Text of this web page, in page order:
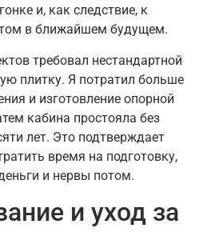
и, как следствие, к
в ближайшем будущем.
требовал нестандартной
плитку. Я потратил больше
и изготовление опорной
кабина простояла без
лет. Это подтверждает
время на подготовку,
и нервы потом.
и уход за